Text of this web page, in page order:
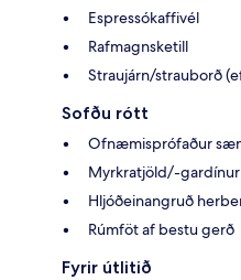
Espressókaffivél
Rafmagnsketill
Straujárn/strauborð
Sofðu rótt
Ofnæmisprófaður
Myrkratjöld/-gardínur
Hljóðeinangruð
Rúmföt af bestu gerð
Fyrir útlitið